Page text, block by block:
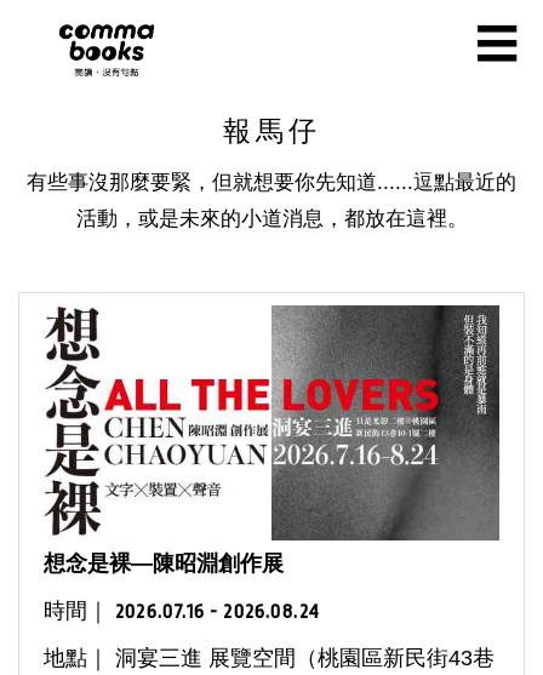
☰
報馬仔
有些事沒那麼要緊，但就想要你先知道......逗點最近的
活動，或是未來的小道消息，都放在這裡。
想念是裸—陳昭淵創作展
時間｜
2026.07.16 - 2026.08.24
地點｜ 洞宴三進 展覽空間（桃園區新民街43巷